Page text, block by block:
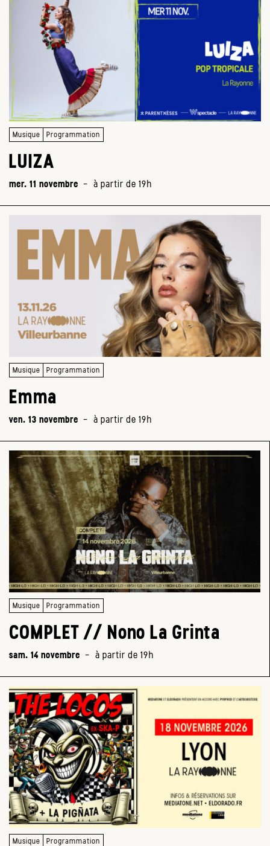
Musique Programmation
LUIZA
mer. 11 novembre - à partir de 19h
Musique Programmation
Emma
ven. 13 novembre - à partir de 19h
Musique Programmation
COMPLET // Nono La Grinta
sam. 14 novembre - à partir de 19h
Musique Programmation